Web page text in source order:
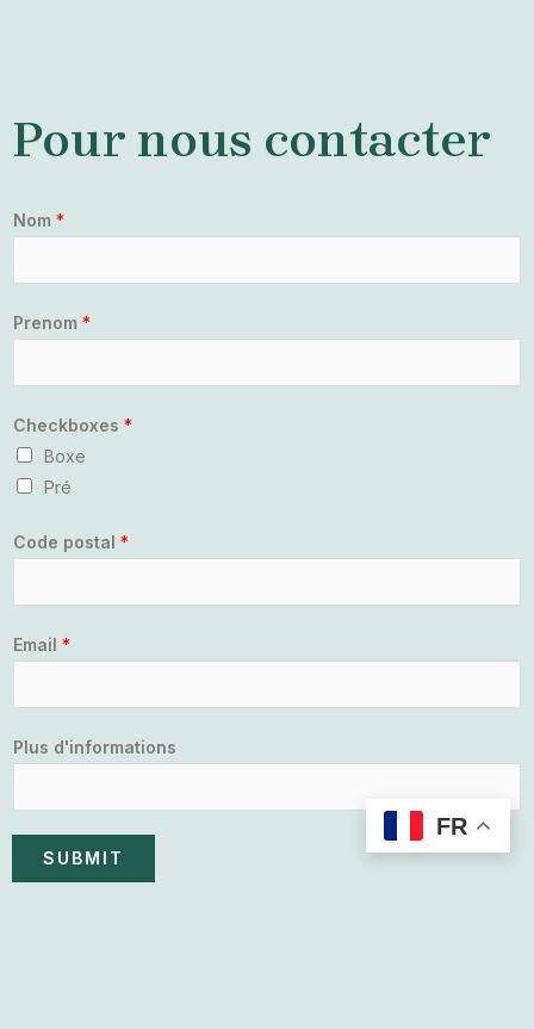
Pour nous contacter
Nom *
Prenom *
Checkboxes *
Boxe
Pré
Code postal *
Email *
Plus d'informations
SUBMIT
FR